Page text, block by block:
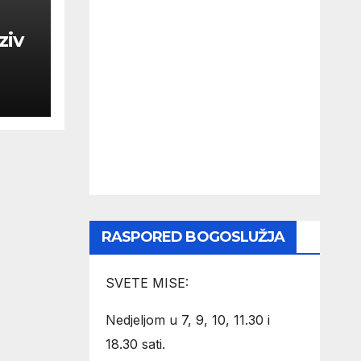
RASPORED BOGOSLUŽJA
SVETE MISE:
Nedjeljom u 7, 9, 10, 11.30 i
18.30 sati.